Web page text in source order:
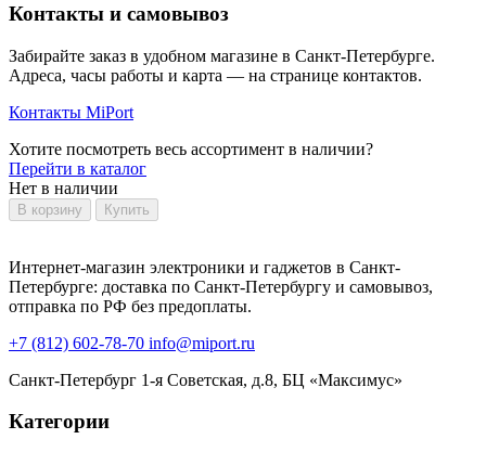
Контакты и самовывоз
Забирайте заказ в удобном магазине в Санкт-Петербурге.
Адреса, часы работы и карта — на странице контактов.
Контакты MiPort
Хотите посмотреть весь ассортимент в наличии?
Перейти в каталог
Нет в наличии
В корзину Купить
Интернет-магазин электроники и гаджетов в Санкт-
Петербурге: доставка по Санкт-Петербургу и самовывоз,
отправка по РФ без предоплаты.
+7 (812) 602-78-70 info@miport.ru
Санкт-Петербург 1-я Советская, д.8, БЦ «Максимус»
Категории